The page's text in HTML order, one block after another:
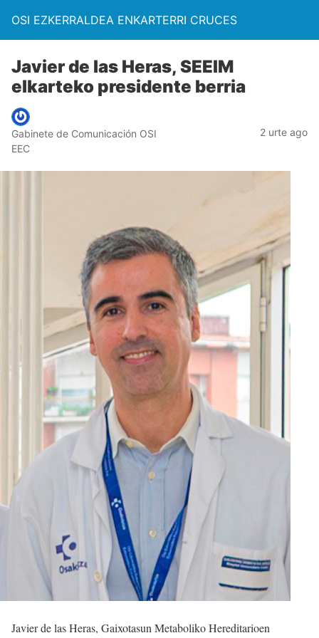
OSI EZKERRALDEA ENKARTERRI CRUCES
Javier de las Heras, SEEIM
elkarteko presidente berria
Gabinete de Comunicación OSI
EEC
2 urte ago
Javier de las Heras, Gaixotasun Metaboliko Hereditarioen